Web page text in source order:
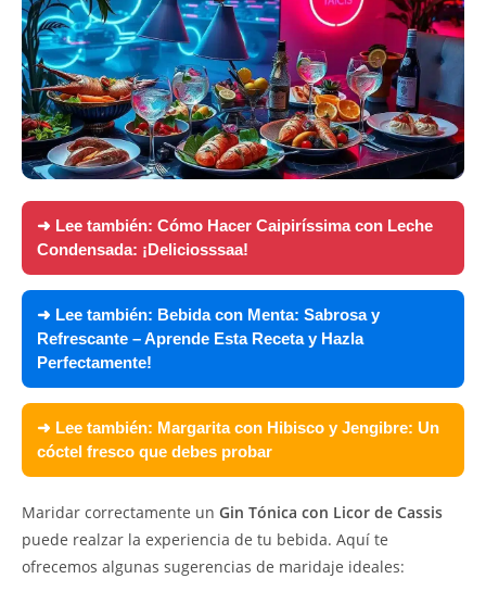
➜ Lee también: Cómo Hacer Caipiríssima con Leche
Condensada: ¡Deliciosssaa!
➜ Lee también: Bebida con Menta: Sabrosa y
Refrescante – Aprende Esta Receta y Hazla
Perfectamente!
➜ Lee también: Margarita con Hibisco y Jengibre: Un
cóctel fresco que debes probar
Maridar correctamente un Gin Tónica con Licor de Cassis
puede realzar la experiencia de tu bebida. Aquí te
ofrecemos algunas sugerencias de maridaje ideales: